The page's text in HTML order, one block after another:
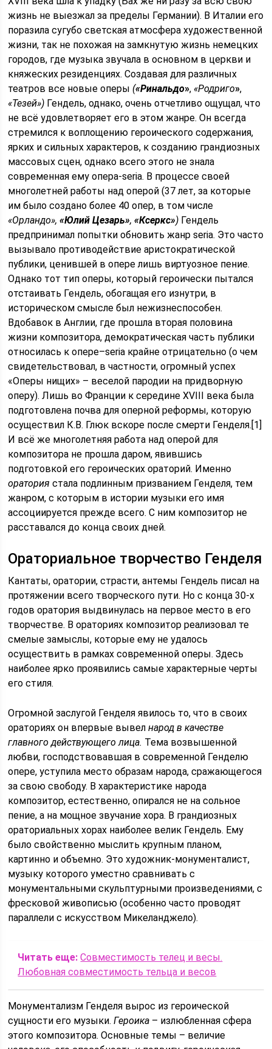
жизнь не выезжал за пределы Германии). В Италии его
поразила сугубо светская атмосфера художественной
жизни, так не похожая на замкнутую жизнь немецких
городов, где музыка звучала в основном в церкви и
княжеских резиденциях. Создавая для различных
театров все новые оперы («Ринальдо»,«Родриго»,
«Тезей») Гендель, однако, очень отчетливо ощущал, что
не всё удовлетворяет его в этом жанре. Он всегда
стремился к воплощению героического содержания,
ярких и сильных характеров, к созданию грандиозных
массовых сцен, однако всего этого не знала
современная ему опера-seria. В процессе своей
многолетней работы над оперой (37 лет, за которые
им было создано более 40 опер, в том числе
«Орландо»,«Юлий Цезарь»,«Ксеркс») Гендель
предпринимал попытки обновить жанр seria. Это часто
вызывало противодействие аристократической
публики, ценившей в опере лишь виртуозное пение.
Однако тот тип оперы, который героически пытался
отстаивать Гендель, обогащая его изнутри, в
историческом смысле был нежизнеспособен.
Вдобавок в Англии, где прошла вторая половина
жизни композитора, демократическая часть публики
относилась к опере–seria крайне отрицательно (о чем
свидетельствовал, в частности, огромный успех
«Оперы нищих» – веселой пародии на придворную
оперу). Лишь во Франции к середине XVIII века была
подготовлена почва для оперной реформы, которую
осуществил К.В. Глюк вскоре после смерти Генделя.[1]
И всё же многолетняя работа над оперой для
композитора не прошла даром, явившись
подготовкой его героических ораторий. Именно
оратория стала подлинным призванием Генделя, тем
жанром, с которым в истории музыки его имя
ассоциируется прежде всего. С ним композитор не
расставался до конца своих дней.
Ораториальное творчество Генделя
Кантаты, оратории, страсти, антемы Гендель писал на
протяжении всего творческого пути. Но с конца 30-х
годов оратория выдвинулась на первое место в его
творчестве. В ораториях композитор реализовал те
смелые замыслы, которые ему не удалось
осуществить в рамках современной оперы. Здесь
наиболее ярко проявились самые характерные черты
его стиля.
Огромной заслугой Генделя явилось то, что в своих
ораториях он впервые вывелнарод в качестве
главного действующего лица. Тема возвышенной
любви, господствовавшая в современной Генделю
опере, уступила место образам народа, сражающегося
за свою свободу. В характеристике народа
композитор, естественно, опирался не на сольное
пение, а на мощное звучание хора. В грандиозных
ораториальных хорах наиболее велик Гендель. Ему
было свойственно мыслить крупным планом,
картинно и объемно. Это художник-монументалист,
музыку которого уместно сравнивать с
монументальными скульптурными произведениями, с
фресковой живописью (особенно часто проводят
параллели с искусством Микеланджело).
Читать еще: Совместимость телец и весы.
Любовная совместимость тельца и весов
Монументализм Генделя вырос из героической
сущности его музыки.Героика – излюбленная сфера
этого композитора. Основные темы – величие